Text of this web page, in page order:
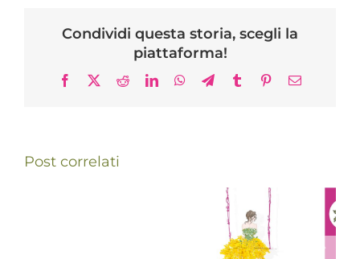
Condividi questa storia, scegli la
piattaforma!
Facebook RedditLinkedInWhatsApp
TelegramTumblr PinterestEmail
Post correlati